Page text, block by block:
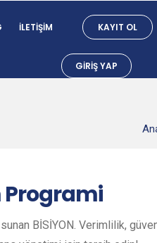
İLETIŞIM KAYIT OL
GIRIŞ YAP
Programi
BİSİYON. Verimlilik,